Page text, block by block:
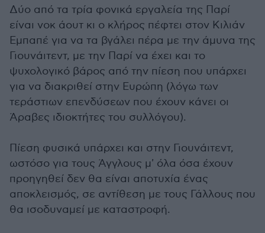
Δύο από τα τρία φονικά εργαλεία της Παρί
είναι νοκ άουτ κι ο κλήρος πέφτει στον Κιλιάν
Εμπαπέ για να τα βγάλει πέρα με την άμυνα της
Γιουνάιτεντ, με την Παρί να έχει και το
ψυχολογικό βάρος από την πίεση που υπάρχει
για να διακριθεί στην Ευρώπη (λόγω των
τεράστιων επενδύσεων που έχουν κάνει οι
Άραβες ιδιοκτήτες του συλλόγου).
Πίεση φυσικά υπάρχει και στην Γιουνάιτεντ,
ωστόσο για τους Άγγλους μ' όλα όσα έχουν
προηγηθεί δεν θα είναι αποτυχία ένας
αποκλεισμός, σε αντίθεση με τους Γάλλους που
θα ισοδυναμεί με καταστροφή.